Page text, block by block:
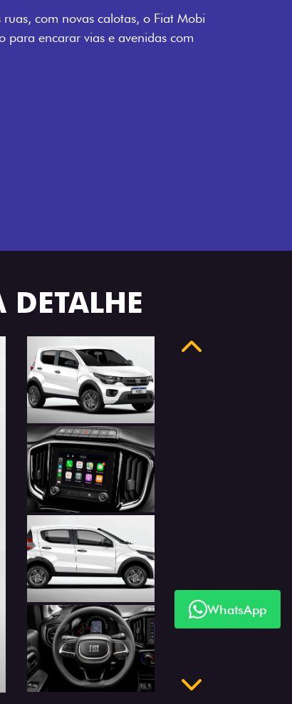
de cor que é a sua cara. Escolha
Branco Banchisa, Prata
WhatsApp